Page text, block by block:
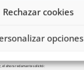
Rechazar cookies
opciones